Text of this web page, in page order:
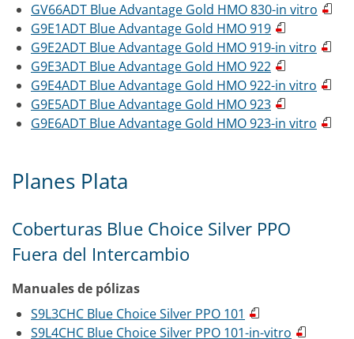
GV66ADT Blue Advantage Gold HMO 830-in vitro
G9E1ADT Blue Advantage Gold HMO 919
G9E2ADT Blue Advantage Gold HMO 919-in vitro
G9E3ADT Blue Advantage Gold HMO 922
G9E4ADT Blue Advantage Gold HMO 922-in vitro
G9E5ADT Blue Advantage Gold HMO 923
G9E6ADT Blue Advantage Gold HMO 923-in vitro
Planes Plata
Coberturas Blue Choice Silver PPO
Fuera del Intercambio
Manuales de pólizas
S9L3CHC Blue Choice Silver PPO 101
S9L4CHC Blue Choice Silver PPO 101-in-vitro